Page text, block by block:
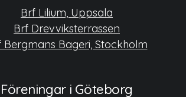
Brf Lilium, Uppsala
Brf Drevviksterrassen
Bergmans Bageri, Stockholm
Föreningar i Göteborg